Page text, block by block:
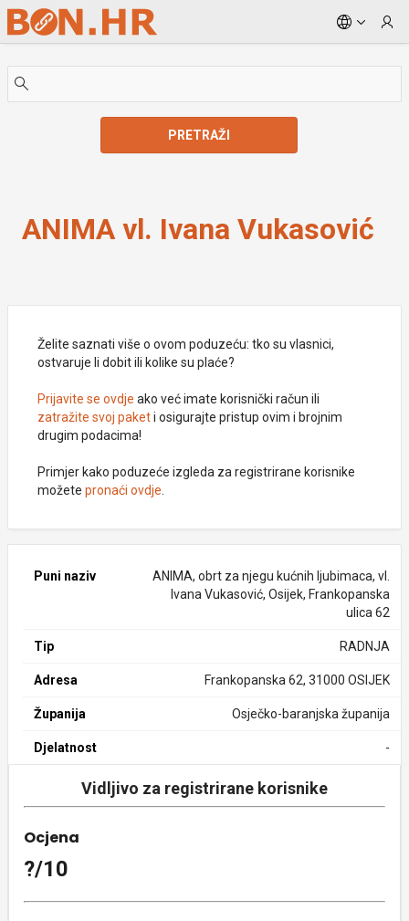
Skip to Main Content
PRETRAŽI
ANIMA vl. Ivana Vukasović
Želite saznati više o ovom poduzeću: tko su vlasnici,
ostvaruje li dobit ili kolike su plaće?
Prijavite se ovdje ako već imate korisnički račun ili
zatražite svoj paketi osigurajte pristup ovim i brojnim
drugim podacima!
Primjer kako poduzeće izgleda za registrirane korisnike
možete pronaći ovdje
Puni naziv
ANIMA, obrt za njegu kućnih ljubimaca, vl.
Ivana Vukasović, Osijek, Frankopanska
ulica 62
Tip RADNJA
Adresa Frankopanska 62, 31000 OSIJEK
Županija Osječko-baranjska županija
Djelatnost -
Vidljivo za registrirane korisnike
Ocjena
?/10